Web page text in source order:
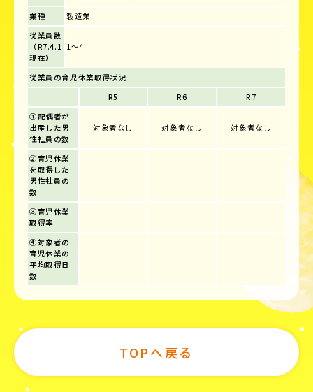
業種
製造業
従業員数
（R7.4.1
現在）
1～4
従業員の育児休業取得状況
R5
R6
R7
①配偶者が
出産した男
性社員の数
対象者なし 対象者なし 対象者なし
②育児休業
を取得した
男性社員の
数
ー ー ー
③育児休業
取得率
ー ー ー
④対象者の
育児休業の
平均取得日
数
ー ー ー
TOPへ戻る